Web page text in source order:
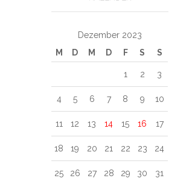
Dezember 2023
M
D M D F S S
1 2 3
4 5 6 7 8 9 10
11 12 13 14 15 16 17
18 19 20 21 22 23 24
25 26 27 28 29 30 31